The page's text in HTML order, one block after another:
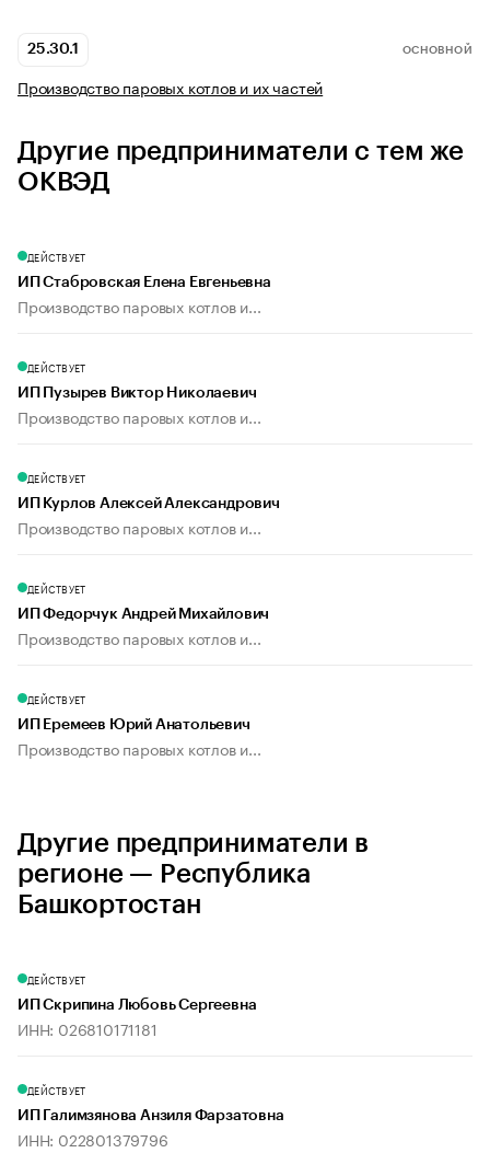
25.30.1 ОСНОВНОЙ
Производство паровых котлов и их частей
Другие предприниматели с тем же
ОКВЭД
ДЕЙСТВУЕТ
ИП Стабровская Елена Евгеньевна
Производство паровых котлов и...
ДЕЙСТВУЕТ
ИП Пузырев Виктор Николаевич
Производство паровых котлов и...
ДЕЙСТВУЕТ
ИП Курлов Алексей Александрович
Производство паровых котлов и...
ДЕЙСТВУЕТ
ИП Федорчук Андрей Михайлович
Производство паровых котлов и...
ДЕЙСТВУЕТ
ИП Еремеев Юрий Анатольевич
Производство паровых котлов и...
Другие предприниматели в
регионе — Республика
Башкортостан
ДЕЙСТВУЕТ
ИП Скрипина Любовь Сергеевна
ИНН: 026810171181
ДЕЙСТВУЕТ
ИП Галимзянова Анзиля Фарзатовна
ИНН: 022801379796